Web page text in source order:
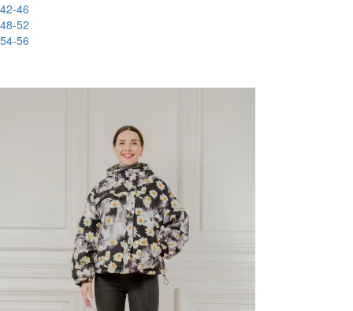
42-46
48-52
54-56